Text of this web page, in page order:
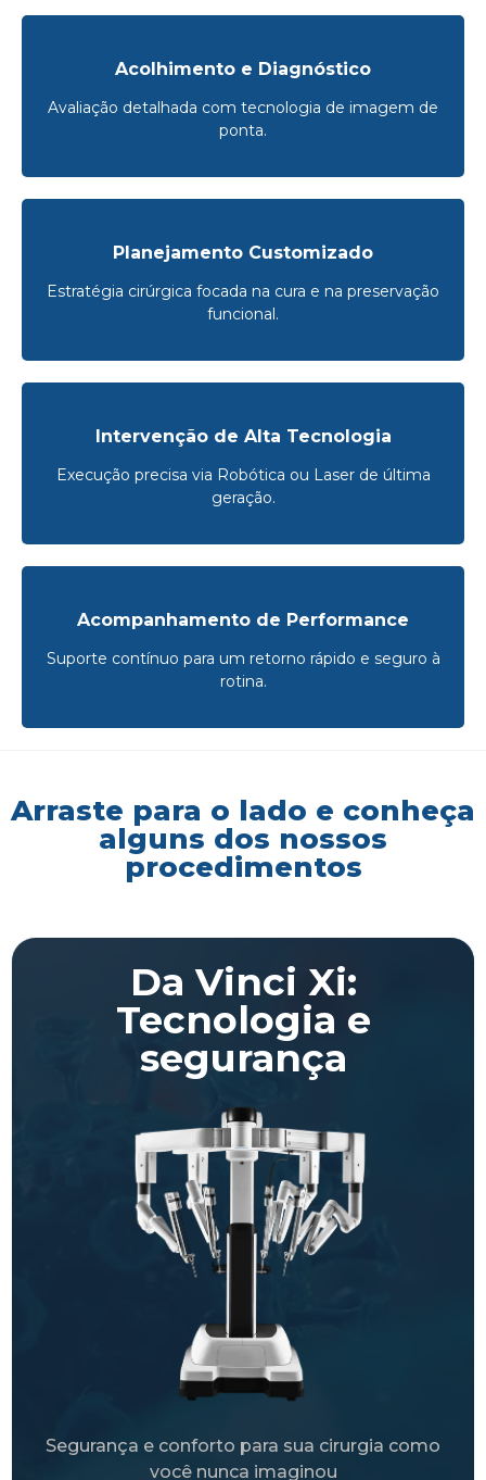
Acolhimento e Diagnóstico
Avaliação detalhada com tecnologia de imagem de
ponta.
Planejamento Customizado
Estratégia cirúrgica focada na cura e na preservação
funcional.
Intervenção de Alta Tecnologia
Execução precisa via Robótica ou Laser de última
geração.
Acompanhamento de Performance
Suporte contínuo para um retorno rápido e seguro à
rotina.
Arraste para o lado e conheça
alguns dos nossos
procedimentos
Da Vinci Xi:
Tecnologia e
segurança
Segurança e conforto para sua cirurgia como
você nunca imaginou